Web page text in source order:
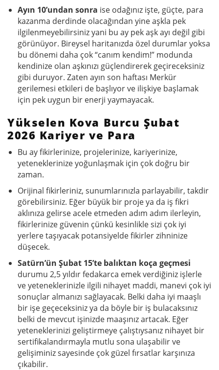
Ayın 10’undan sonra ise odağınız işte, güçte, para
kazanma derdinde olacağından yine aşkla pek
ilgilenmeyebilirsiniz yani bu ay pek aşk ayı değil gibi
görünüyor. Bireysel haritanızda özel durumlar yoksa
bu dönemi daha çok “canım kendim!” modunda
kendinize olan aşkınızı güçlendirerek geçireceksiniz
gibi duruyor. Zaten ayın son haftası Merkür
gerilemesi etkileri de başlıyor ve ilişkiye başlamak
için pek uygun bir enerji yaymayacak.
Yükselen Kova Burcu Şubat
2026 Kariyer ve Para
Bu ay fikirlerinize, projelerinize, kariyerinize,
yeteneklerinize yoğunlaşmak için çok doğru bir
zaman.
Orijinal fikirleriniz, sunumlarınızla parlayabilir, takdir
görebilirsiniz. Eğer büyük bir proje ya da iş fikri
aklınıza gelirse acele etmeden adım adım ilerleyin,
fikirlerinize güvenin çünkü kesinlikle sizi çok iyi
yerlere taşıyacak potansiyelde fikirler zihninize
düşecek.
Satürn’ün Şubat 15’te balıktan koça geçmesi
durumu 2,5 yıldır fedakarca emek verdiğiniz işlerle
ve yeteneklerinizle ilgili nihayet maddi, manevi çok iyi
sonuçlar almanızı sağlayacak. Belki daha iyi maaşlı
bir işe geçeceksiniz ya da böyle bir iş bulacaksınız
belki de mevcut işinizde maaşınız artacak. Eğer
yeteneklerinizi geliştirmeye çalıştıysanız nihayet bir
sertifikalandırmayla mutlu sona ulaşabilir ve
gelişiminiz sayesinde çok güzel fırsatlar karşınıza
çıkabilir.